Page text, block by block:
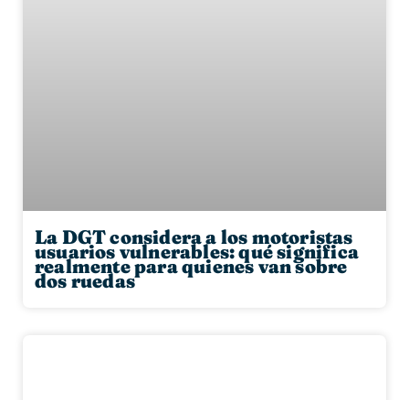
La DGT considera a los motoristas
usuarios vulnerables: qué significa
realmente para quienes van sobre
dos ruedas